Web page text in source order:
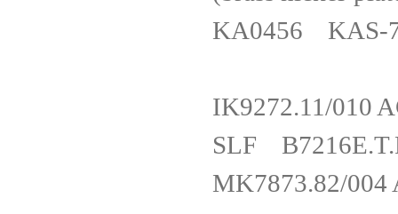
KA0456 KAS-
IK9272.11/
SLF
MK7873.82/